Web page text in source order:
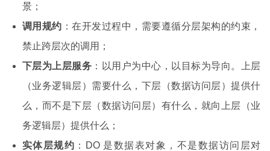
景；
调用规约 ：在开发过程中，需要遵循分层架构的约束，
禁止跨层次的调用；
下层为上层服务 ：以用户为中心，以目标为导向。上层
（业务逻辑层）需要什么，下层（数据访问层）提供什
么，而不是下层（数据访问层）有什么，就向上层（业
务逻辑层）提供什么；
实体层规约 ：DO 是数据表对象，不是数据访问层对